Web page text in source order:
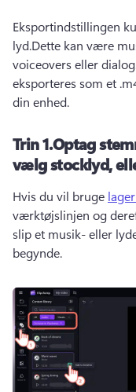
Eksportindstillingen
lyd.Dette kan være
voiceovers eller
eksporteres som et
din enhed.
Trin 1.Optag
vælg stocklyd,
Hvis du vil bruge
værktøjslinjen og
slip et musik- eller
begynde.